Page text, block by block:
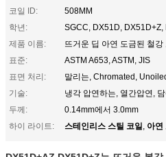
코일 ID:
508MM
학년:
SGCC, DX51D, DX51D+Z,
제품 이름:
뜨거운 딥 아연 도금된 철강
표준:
ASTM A653, ASTM, JIS
표면 처리:
말리는, Chromated,
기술:
냉각 압연하는, 열간압연,
두께:
0.14mm에서 3.0mm
하이 라이트:
스테인리스 스틸 코일, 아연